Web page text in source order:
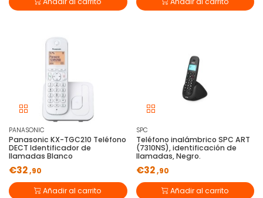
PANASONIC
Panasonic KX-TGC210 Teléfono
DECT Identificador de
llamadas Blanco
€32,90
Añadir al carrito
SPC
Teléfono inalámbrico SPC ART
(7310NS), identificación de
llamadas, Negro.
€32,90
Añadir al carrito